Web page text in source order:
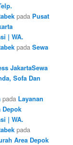
pada Pusat
| WA.
padaSewa
JakartaSewa
Sofa Dan
pada Layanan
Depok
| WA.
pada
Area Depok